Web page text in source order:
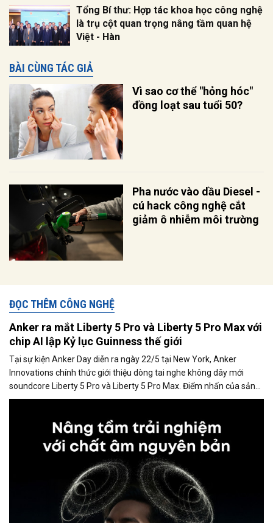
Tổng Bí thư: Hợp tác khoa học công nghệ
là trụ cột quan trọng nâng tầm quan hệ
Việt - Hàn
BÀI CÙNG TÁC GIẢ
Vì sao cơ thể "hỏng hóc"
đồng loạt sau tuổi 50?
Pha nước vào dầu Diesel -
cú hack công nghệ cắt
giảm ô nhiễm môi trường
ĐỌC THÊM CÔNG NGHỆ
Anker ra mắt Liberty 5 Pro và Liberty 5 Pro Max với
chip AI lập Kỷ lục Guinness thế giới
Tại sự kiện Anker Day diễn ra ngày 22/5 tại New York, Anker
Innovations chính thức giới thiệu dòng tai nghe không dây mới
soundcore Liberty 5 Pro và Liberty 5 Pro Max. Điểm nhấn của sản
phẩm là việc tích hợp THUS™, chip AI độc quyền đầu tiên của hãng
phép xử lý trực tiếp trong bộ nhớ thay vì phải truyền dữ liệu qua lại
giữa bộ nhớ và bộ xử lý như kiến trúc chip truyền thống